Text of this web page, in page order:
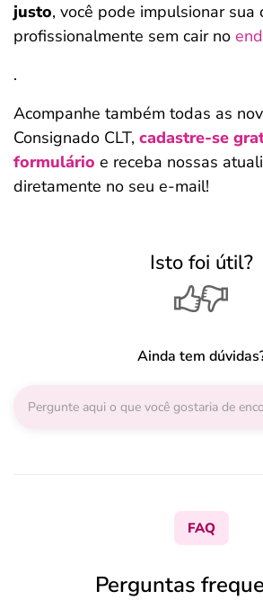
justo, você pode impulsionar sua
profissionalmente sem cair no
.
Acompanhe também todas as
Consignado CLT, cadastre-se
formulário e receba nossas
diretamente no seu e-mail!
Isto foi útil?
Ainda tem
FAQ
Perguntas